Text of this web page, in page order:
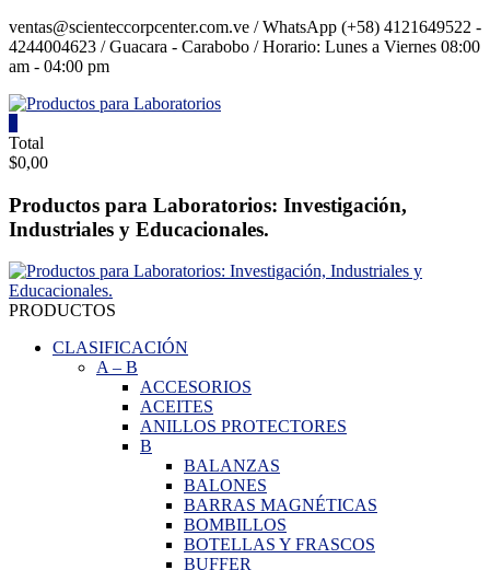
Saltar
contenido
ventas@scienteccorpcenter.com.ve / WhatsApp (+58) 4121649522 -
4244004623 / Guacara - Carabobo / Horario: Lunes a Viernes 08:00
am - 04:00 pm
Productos
para
Laboratorios
Investigación,
y
Educacionales.
Total
$0,00
Productos para Laboratorios: Investigación,
Industriales y Educacionales.
PRODUCTOS
CLASIFICACIÓN
A– B
ACCESORIOS
ACEITES
ANILLOS PROTECTORES
B
BALANZAS
BALONES
BARRAS MAGNÉTICAS
BOMBILLOS
BOTELLAS Y FRASCOS
BUFFER